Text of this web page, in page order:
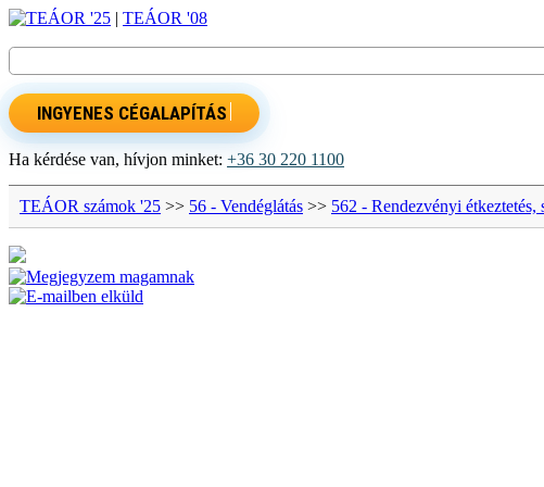
TEÁOR '25 | TEÁOR '08
INGYENES CÉGALAPÍTÁS
Ha kérdése van, hívjon minket: +36 30 220 1100
TEÁOR számok '25 >> 56 - Vendéglátás >> 562 - Rendezvényi étkeztetés,